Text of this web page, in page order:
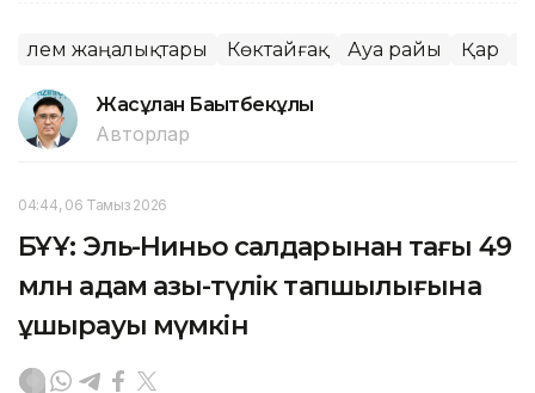
Әлем жаңалықтары Көктайғақ Ауа райы Қар
Жасұлан Бақытбекұлы
Авторлар
04:44, 06 Тамыз 2026
БҰҰ: Эль-Ниньо салдарынан тағы 49
млн адам азық-түлік тапшылығына
ұшырауы мүмкін